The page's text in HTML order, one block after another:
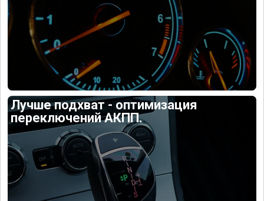
Лучше подхват - оптимизация
переключений АКПП.